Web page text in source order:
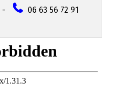
- 06 63 56 72 91